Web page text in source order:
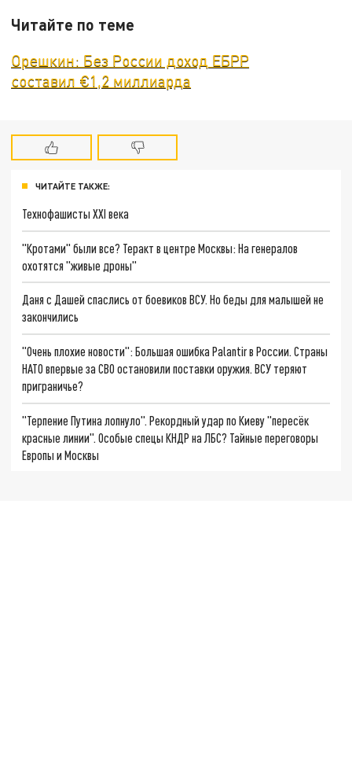
Читайте по теме
Орешкин: Без России доход ЕБРР
составил €1,2 миллиарда
ЧИТАЙТЕ ТАКЖЕ:
Технофашисты XXI века
"Кротами" были все? Теракт в центре Москвы: На генералов
охотятся "живые дроны"
Даня с Дашей спаслись от боевиков ВСУ. Но беды для малышей не
закончились
"Очень плохие новости": Большая ошибка Palantir в России. Страны
НАТО впервые за СВО остановили поставки оружия. ВСУ теряют
приграничье?
"Терпение Путина лопнуло". Рекордный удар по Киеву "пересёк
красные линии". Особые спецы КНДР на ЛБС? Тайные переговоры
Европы и Москвы